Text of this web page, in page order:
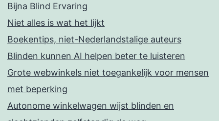
Bijna Blind Ervaring
Niet alles is wat het lijkt
Boekentips, niet-Nederlandstalige auteurs
Blinden kunnen AI helpen beter te luisteren
Grote webwinkels niet toegankelijk voor mensen
met beperking
Autonome winkelwagen wijst blinden en